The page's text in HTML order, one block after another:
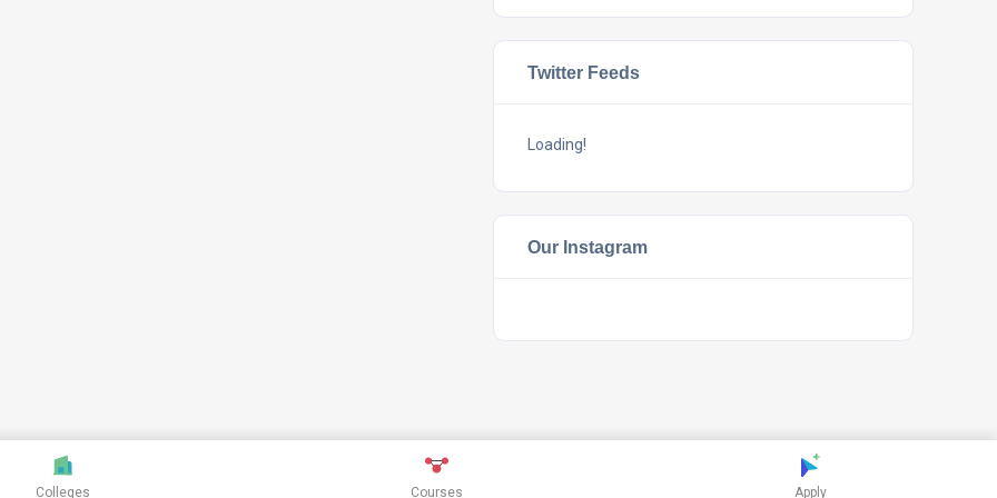
Twitter Feeds
Loading!
Our Instagram
Colleges Courses Apply